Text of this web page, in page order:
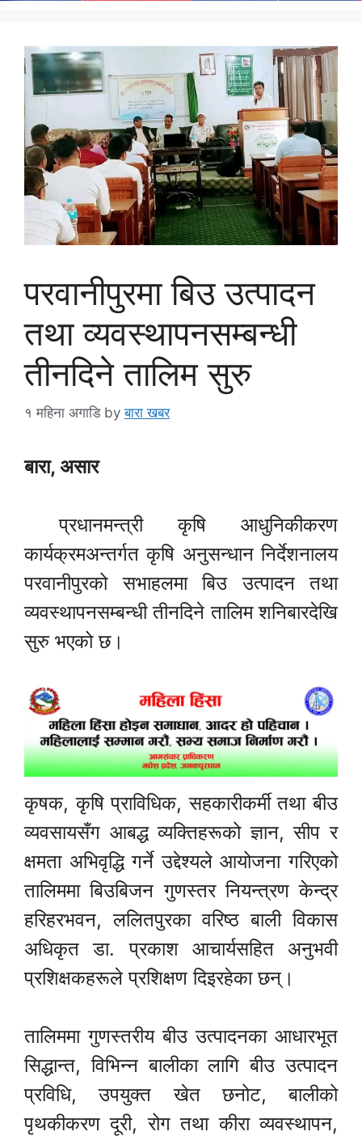
परवानीपुरमा बिउ उत्पादन
तथा व्यवस्थापनसम्बन्धी
तीनदिने तालिम सुरु
१ महिना अगाडि byबारा खबर
बारा, असार
प्रधानमन्त्री कृषि आधुनिकीकरण
कार्यक्रमअन्तर्गत कृषि अनुसन्धान निर्देशनालय
परवानीपुरको सभाहलमा बिउ उत्पादन तथा
व्यवस्थापनसम्बन्धी तीनदिने तालिम शनिबारदेखि
सुरु भएको छ।
कृषक, कृषि प्राविधिक, सहकारीकर्मी तथा बीउ
व्यवसायसँग आबद्ध व्यक्तिहरूको ज्ञान, सीप र
क्षमता अभिवृद्धि गर्ने उद्देश्यले आयोजना गरिएको
तालिममा बिउबिजन गुणस्तर नियन्त्रण केन्द्र
हरिहरभवन, ललितपुरका वरिष्ठ बाली विकास
अधिकृत डा. प्रकाश आचार्यसहित अनुभवी
प्रशिक्षकहरूले प्रशिक्षण दिइरहेका छन्।
तालिममा गुणस्तरीय बीउ उत्पादनका आधारभूत
सिद्धान्त, विभिन्न बालीका लागि बीउ उत्पादन
प्रविधि, उपयुक्त खेत छनोट, बालीको
पृथकीकरण दूरी, रोग तथा कीरा व्यवस्थापन,